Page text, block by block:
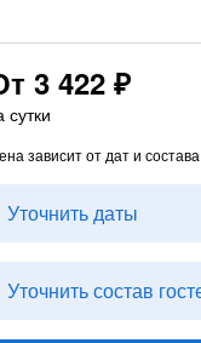
3 422 ₽
сутки
зависит от дат и состава
Уточнить даты
Уточнить состав